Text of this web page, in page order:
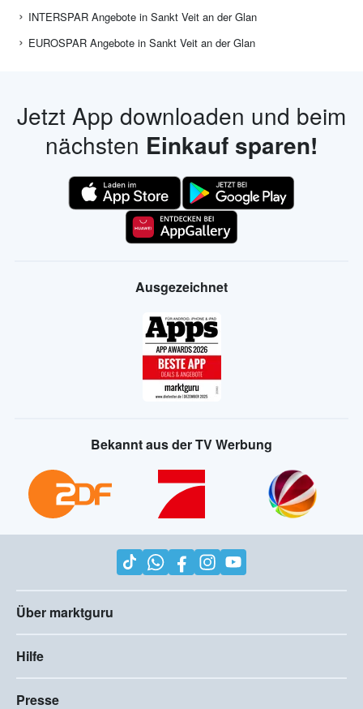
INTERSPAR Angebote in Sankt Veit an der Glan
EUROSPAR Angebote in Sankt Veit an der Glan
Jetzt App downloaden und beim
nächsten Einkauf sparen!
Ausgezeichnet
Bekannt aus der TV Werbung
Über marktguru
Hilfe
Presse